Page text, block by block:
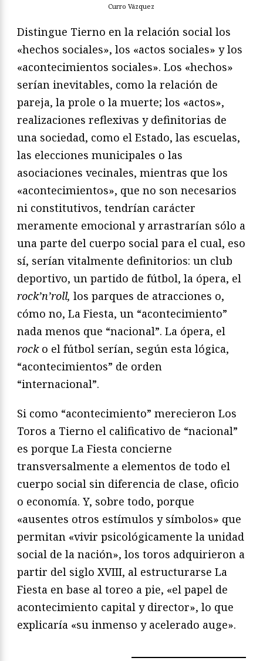
Curro Vázquez
Distingue Tierno en la relación social los
«hechos sociales», los «actos sociales» y los
«acontecimientos sociales». Los «hechos»
serían inevitables, como la relación de
pareja, la prole o la muerte; los «actos»,
realizaciones reflexivas y definitorias de
una sociedad, como el Estado, las escuelas,
las elecciones municipales o las
asociaciones vecinales, mientras que los
«acontecimientos», que no son necesarios
ni constitutivos, tendrían carácter
meramente emocional y arrastrarían sólo a
una parte del cuerpo social para el cual, eso
sí, serían vitalmente definitorios: un club
deportivo, un partido de fútbol, la ópera, el
rock’n’roll, los parques de atracciones o,
cómo no, La Fiesta, un “acontecimiento”
nada menos que “nacional”. La ópera, el
rock o el fútbol serían, según esta lógica,
“acontecimientos” de orden
“internacional”.
Si como “acontecimiento” merecieron Los
Toros a Tierno el calificativo de “nacional”
es porque La Fiesta concierne
transversalmente a elementos de todo el
cuerpo social sin diferencia de clase, oficio
o economía. Y, sobre todo, porque
«ausentes otros estímulos y símbolos» que
permitan «vivir psicológicamente la unidad
social de la nación», los toros adquirieron a
partir del siglo XVIII, al estructurarse La
Fiesta en base al toreo a pie, «el papel de
acontecimiento capital y director», lo que
explicaría «su inmenso y acelerado auge».